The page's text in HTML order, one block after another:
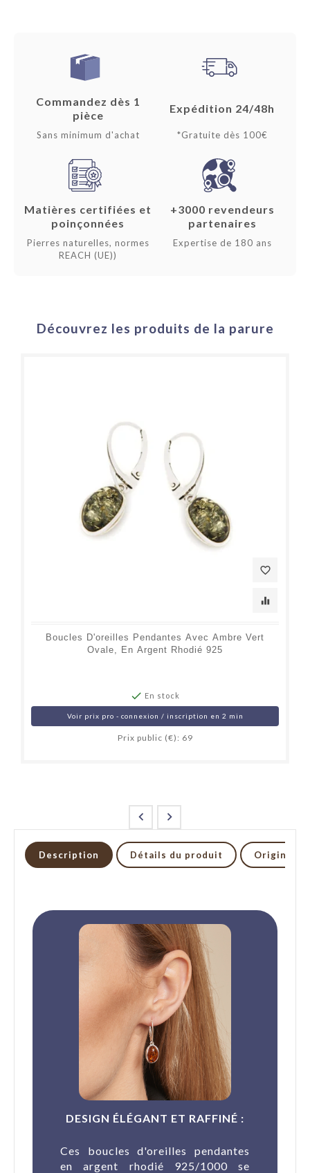
Commandez dès 1
pièce
Sans minimum d'achat
Expédition 24/48h
*Gratuite dès 100€
Matières certifiées et
poinçonnées
Pierres naturelles, normes
REACH (UE))
+3000 revendeurs
partenaires
Expertise de 180 ans
Découvrez les produits de la parure
favorite_border
equalizer
Boucles D'oreilles Pendantes Avec Ambre Vert
Ovale, En Argent Rhodié 925
 En stock
Voir prix pro - connexion / inscription en 2 min
Prix public (€): 69
 
Description Détails du produit Origine
DESIGN ÉLÉGANT ET RAFFINÉ :
Ces boucles d'oreilles pendantes
en argent rhodié 925/1000 se